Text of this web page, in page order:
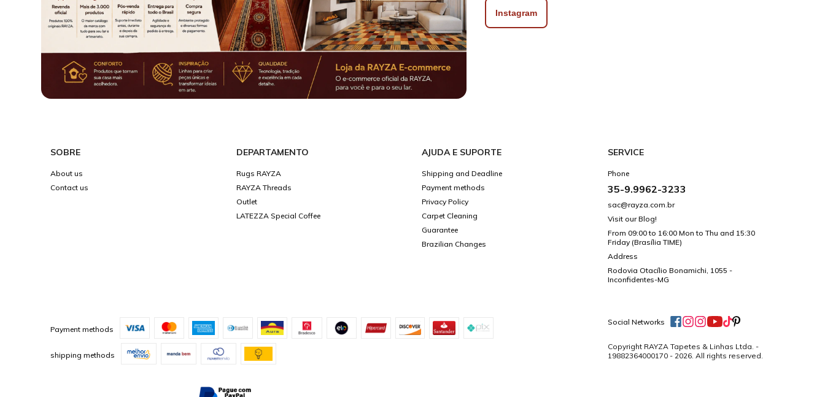
Instagram
SOBRE
About us
Contact us
DEPARTAMENTO
Rugs RAYZA
RAYZA Threads
Outlet
LATEZZA Special Coffee
AJUDA E SUPORTE
Shipping and Deadline
Payment methods
Privacy Policy
Carpet Cleaning
Guarantee
Brazilian Changes
SERVICE
Phone
35-9.9962-3233
sac@rayza.com.br
Visit our Blog!
From 09:00 to 16:00 Mon to Thu and 15:30
Friday (Brasília TIME)
Address
Rodovia Otacílio Bonamichi, 1055 -
Inconfidentes-MG
Payment methods
shipping methods
Social Networks
Copyright RAYZA Tapetes & Linhas Ltda. -
19882364000170 - 2026. All rights reserved.